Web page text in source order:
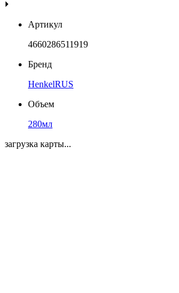
Артикул
4660286511919
Бренд
HenkelRUS
Объем
280мл
загрузка карты...